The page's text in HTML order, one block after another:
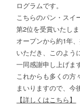
ログラムです。
こちらのパン・スイ
第2位を受賞いたしま
オープンから約1年
いただき、このよう
一同感謝申し上げます
これからも多くの方
まいりますので、今
【詳しくはこちら】